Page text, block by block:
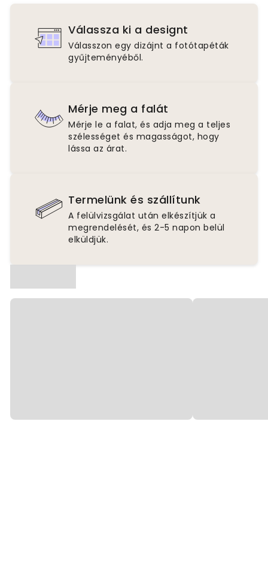
Válassza ki a designt
Válasszon egy dizájnt a fotótapéták
gyűjteményéből.
Mérje meg a falát
Mérje le a falat, és adja meg a teljes
szélességet és magasságot, hogy
lássa az árat.
Termelünk és szállítunk
A felülvizsgálat után elkészítjük a
megrendelését, és 2-5 napon belül
elküldjük.